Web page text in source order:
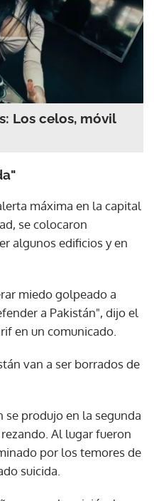
Los celos, móvil
máxima en la capital
se colocaron
algunos edificios y en
miedo golpeado a
a Pakistán", dijo el
en un comunicado.
van a ser borrados de
produjo en la segunda
Al lugar fueron
por los temores de
suicida.